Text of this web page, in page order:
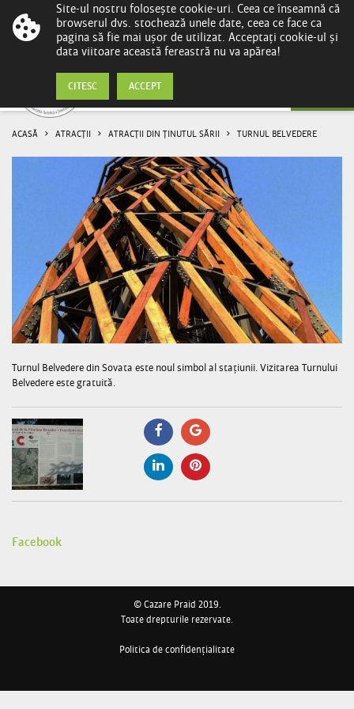
Turnul Belvedere
ACASĂ ATRACȚII ATRACȚII DIN ȚINUTUL SĂRII TURNUL BELVEDERE
Turnul Belvedere din Sovata este noul simbol al staţiunii. Vizitarea Turnului
Belvedere este gratuită.
Facebook
© Cazare Praid 2019.
Toate drepturile rezervate.
Politica de confidențialitate
Site-ul nostru folosește cookie-uri. Ceea ce înseamnă că
browserul dvs. stochează unele date, ceea ce face ca
pagina să fie mai ușor de utilizat. Acceptați cookie-ul și
data viitoare această fereastră nu va apărea!
CITESC ACCEPT